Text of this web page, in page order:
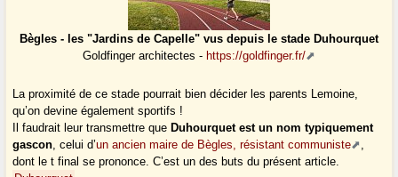
Bègles - les "Jardins de Capelle" vus depuis le stade Duhourquet
Goldfinger architectes - https://goldfinger.fr/
La proximité de ce stade pourrait bien décider les parents Lemoine,
qu’on devine également sportifs !
Il faudrait leur transmettre que Duhourquet est un nom typiquement
gascon, celui d’un ancien maire de Bègles, résistant communiste
,
dont le t final se prononce. C’est un des buts du présent article.